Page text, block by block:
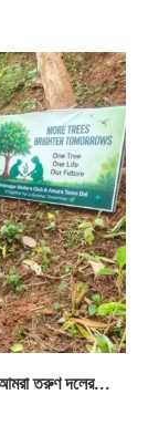
আমরা তরুণ দলের...